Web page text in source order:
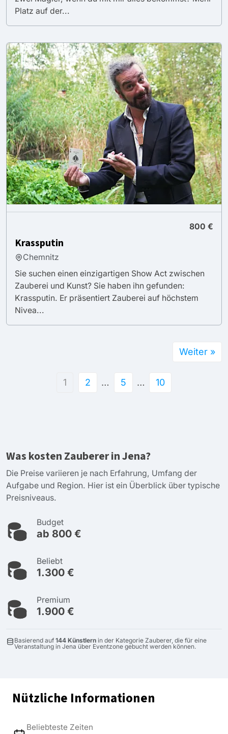
Platz auf der...
800 €
Krassputin
Chemnitz
Sie suchen einen einzigartigen Show Act zwischen
Zauberei und Kunst? Sie haben ihn gefunden:
Krassputin. Er präsentiert Zauberei auf höchstem
Nivea...
1 2 … 5 … 10
Weiter »
Was kosten Zauberer in Jena?
Die Preise variieren je nach Erfahrung, Umfang der
Aufgabe und Region. Hier ist ein Überblick über typische
Preisniveaus.
Budget
ab 800 €
Beliebt
1.300 €
Premium
1.900 €
Basierend auf 144 Künstlern in der Kategorie Zauberer, die für eine
Veranstaltung in Jena über Eventzone gebucht werden können.
Nützliche Informationen
Beliebteste Zeiten